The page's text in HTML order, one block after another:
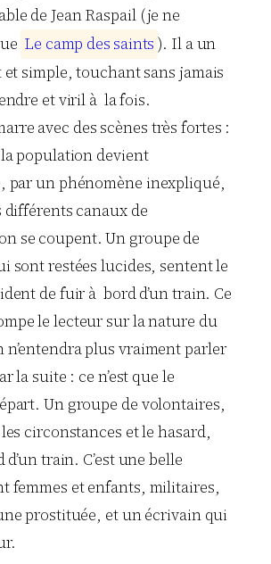
de Jean Raspail (je ne
Le camp des saints ). Il a un
simple, touchant sans jamais
et viril à la fois.
avec des scènes très fortes :
population devient
par un phénomène inexpliqué,
différents canaux de
se coupent. Un groupe de
sont restées lucides, sentent le
de fuir à bord d’un train. Ce
le lecteur sur la nature du
n’entendra plus vraiment parler
la suite : ce n’est que le
Un groupe de volontaires,
circonstances et le hasard,
train. C’est une belle
femmes et enfants, militaires,
prostituée, et un écrivain qui